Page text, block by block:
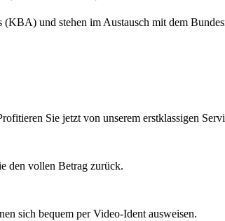
und stehen im Austausch mit dem
Sie jetzt von unserem erstklassigen
den vollen Betrag zurück.
sich bequem per Video-Ident ausweisen.